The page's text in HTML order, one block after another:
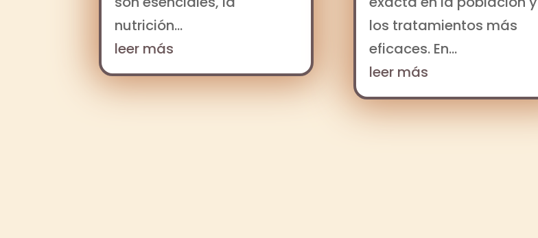
nutrición...
leer más
los tratamientos más
eficaces. En...
leer más